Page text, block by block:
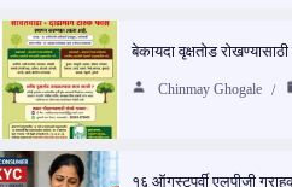
बेकायदा वृक्षतोड
Chinmay Ghogale
१६ ऑगस्टपूर्वी एलपीजी